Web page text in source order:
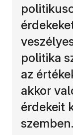
politika
az
akkor
érdekeit
szemben.